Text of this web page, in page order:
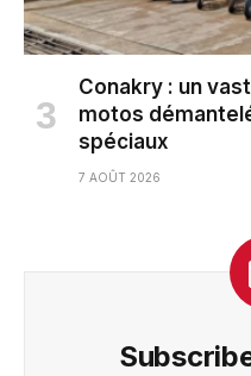
Conakry : un
motos
spéciaux
7 AOÛT 2026